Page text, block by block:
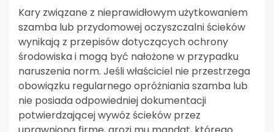
Kary związane z nieprawidłowym użytkowaniem
szamba lub przydomowej oczyszczalni ścieków
wynikają z przepisów dotyczących ochrony
środowiska i mogą być nałożone w przypadku
naruszenia norm. Jeśli właściciel nie przestrzega
obowiązku regularnego opróżniania szamba lub
nie posiada odpowiedniej dokumentacji
potwierdzającej wywóz ścieków przez